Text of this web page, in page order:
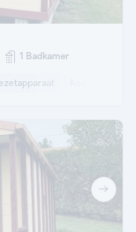
1 Badkamer